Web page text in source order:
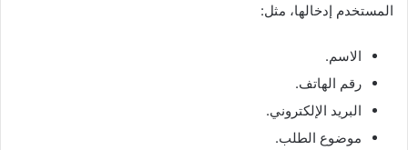
المستخدم إدخالها، مثل:
الاسم.
رقم الهاتف.
البريد الإلكتروني.
موضوع الطلب.